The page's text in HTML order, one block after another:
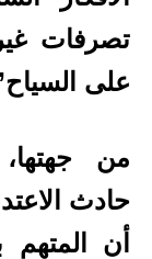
تصرفات
على
من
حادث
أن